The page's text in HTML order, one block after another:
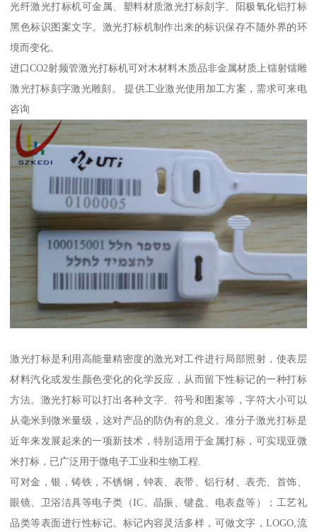
光纤激光打标机可金属、塑料材质激光打标刻字、阳极氧化铝打标
黑色标识图案文字。激光打标机制作出来的标识保存不随外界的环
境而变化。
进口CO2射频管激光打标机可对木材料木质品非金属材质上镭射镭雕
激光打标刻字激光雕刻。 提供工业激光使用加工方案，需求可来电
咨询
激光打标是利用高能量精密度的激光对工件进行局部照射，使表层
材料汽化或发生颜色变化的化学反应，从而留下性标记的一种打标
方法。激光打标可以打出各种文字、符号和图案等，字符大小可以
从毫米到微米量级，这对产品的防伪有的意义。准分子激光打标是
近年来发展起来的一项新技术，特别适用于金属打标，可实现亚微
米打标，已广泛用于微电子工业和生物工程.
可对金，银，铸铁，不锈钢，钟表、表带、铝行材、表壳、首饰、
眼镜、卫浴洁具等电子类（IC、晶振、键盘、电表盘等）；工艺礼
品类等表面进行性标记。标记内容灵活多样，可做文字，LOGO,流